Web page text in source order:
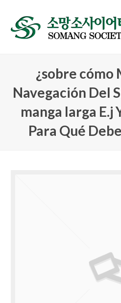
¿sobre cómo
Navegación Del
manga larga E.j
Para Qué